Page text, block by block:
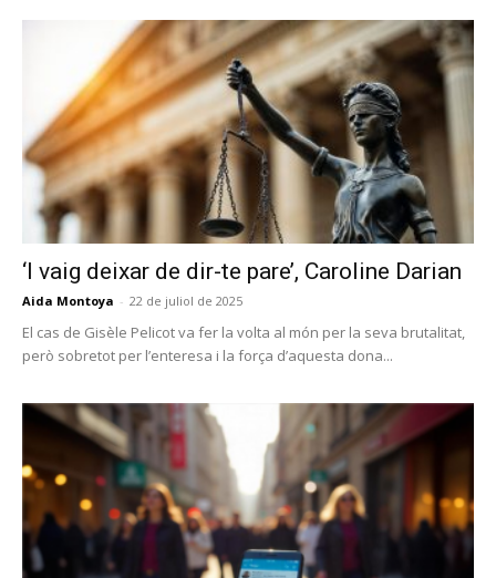
‘I vaig deixar de dir-te pare’, Caroline Darian
Aida Montoya - 22 de juliol de 2025
El cas de Gisèle Pelicot va fer la volta al món per la seva brutalitat,
però sobretot per l’enteresa i la força d’aquesta dona...